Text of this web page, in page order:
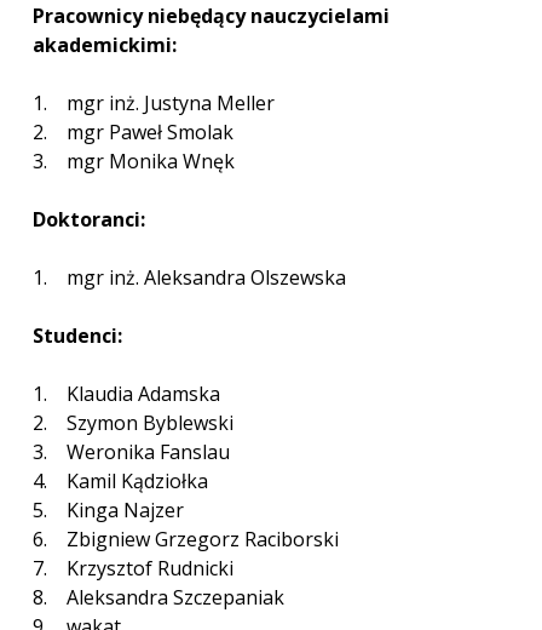
Pracownicy niebędący nauczycielami
akademickimi:
1. mgr inż. Justyna Meller
2. mgr Paweł Smolak
3. mgr Monika Wnęk
Doktoranci:
1. mgr inż. Aleksandra Olszewska
Studenci:
1. Klaudia Adamska
2. Szymon Byblewski
3. Weronika Fanslau
4. Kamil Kądziołka
5. Kinga Najzer
6. Zbigniew Grzegorz Raciborski
7. Krzysztof Rudnicki
8. Aleksandra Szczepaniak